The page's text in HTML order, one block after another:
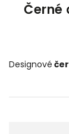
Černé
Designové
pozvednou